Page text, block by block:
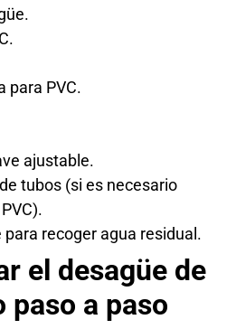
para PVC.
ajustable.
tubos (si es necesario
para recoger agua residual.
el desagüe de
paso a paso